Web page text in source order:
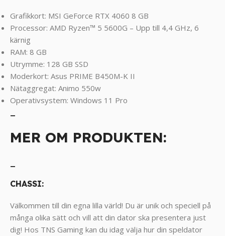
Grafikkort: MSI GeForce RTX 4060 8 GB
Processor: AMD Ryzen™ 5 5600G – Upp till 4,4 GHz, 6
kärnig
RAM: 8 GB
Utrymme: 128 GB SSD
Moderkort: Asus PRIME B450M-K II
Nätaggregat: Animo 550w
Operativsystem: Windows 11 Pro
MER OM PRODUKTEN:
CHASSI:
Välkommen till din egna lilla värld! Du är unik och speciell på
många olika sätt och vill att din dator ska presentera just
dig! Hos TNS Gaming kan du idag välja hur din speldator